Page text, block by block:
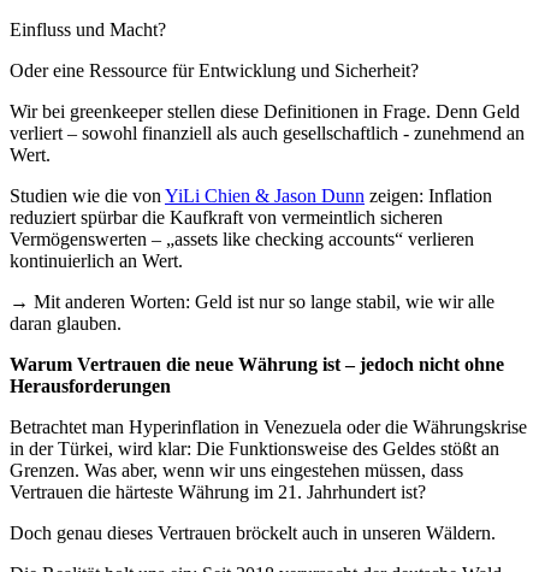
Einfluss und Macht?
Oder eine Ressource für Entwicklung und Sicherheit?
Wir bei greenkeeper stellen diese Definitionen in Frage. Denn Geld
verliert – sowohl finanziell als auch gesellschaftlich - zunehmend an
Wert.
Studien wie die von YiLi Chien & Jason Dunn zeigen: Inflation
reduziert spürbar die Kaufkraft von vermeintlich sicheren
Vermögenswerten – „assets like checking accounts“ verlieren
kontinuierlich an Wert.
→ Mit anderen Worten: Geld ist nur so lange stabil, wie wir alle
daran glauben.
Warum Vertrauen die neue Währung ist – jedoch nicht ohne
Herausforderungen
Betrachtet man Hyperinflation in Venezuela oder die Währungskrise
in der Türkei, wird klar: Die Funktionsweise des Geldes stößt an
Grenzen. Was aber, wenn wir uns eingestehen müssen, dass
Vertrauen die härteste Währung im 21. Jahrhundert ist?
Doch genau dieses Vertrauen bröckelt auch in unseren Wäldern.